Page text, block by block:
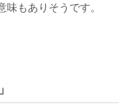
もありそうです。